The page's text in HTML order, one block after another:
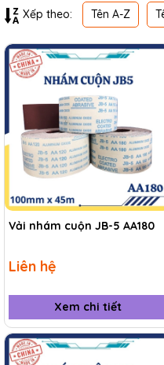
Xếp theo: Tên A-Z
Vải nhám cuộn JB-5 AA180
Liên hệ
Xem chi tiết